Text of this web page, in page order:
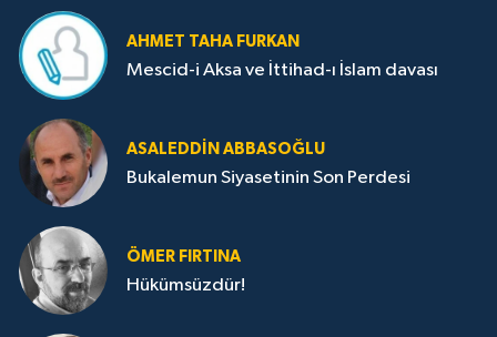
AHMET TAHA FURKAN
Mescid-i Aksa ve İttihad-ı İslam davası
ASALEDDIN ABBASOĞLU
Bukalemun Siyasetinin Son Perdesi
ÖMER FIRTINA
Hükümsüzdür!